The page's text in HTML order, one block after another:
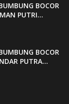
BOCOR
PUTRI...
BOCOR
PUTRA...